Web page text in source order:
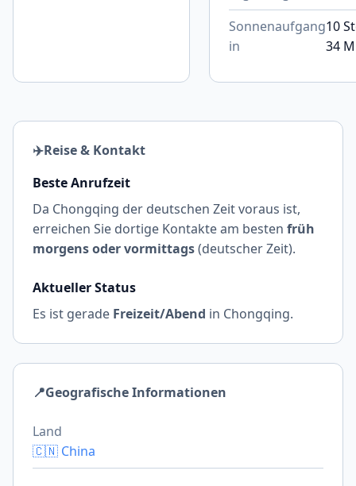
Sonnenaufgang
in
10
34
✈️Reise & Kontakt
Beste Anrufzeit
Da Chongqing der deutschen Zeit voraus ist,
erreichen Sie dortige Kontakte am besten früh
morgens oder vormittags(deutscher Zeit).
Aktueller Status
Es ist gerade Freizeit/Abend in Chongqing.
📍Geografische Informationen
Land
🇨🇳 China